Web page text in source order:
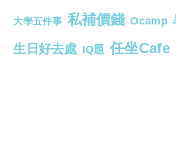
大學五件事 私補價錢 Ocamp
生日好去處 IQ題 任坐Cafe